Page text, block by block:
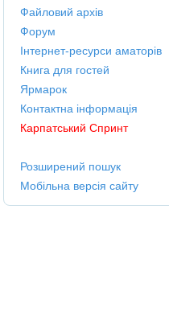
Файловий архів
Форум
Інтернет-ресурси аматорів
Книга для гостей
Ярмарок
Контактна інформація
Карпатський Спринт
Розширений пошук
Мобільна версія сайту